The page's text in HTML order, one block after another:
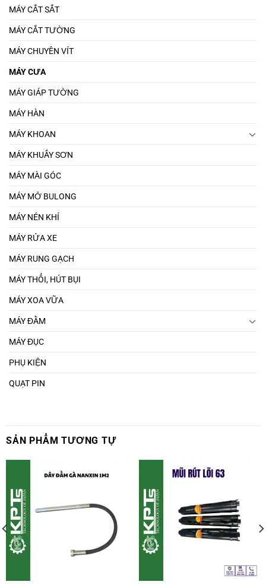
MÁY CẮT SẮT
MÁY CẮT TƯỜNG
MÁY CHUYÊN VÍT
MÁY CƯA
MÁY GIÁP TƯỜNG
MÁY HÀN
MÁY KHOAN
MÁY KHUẤY SƠN
MÁY MÀI GÓC
MÁY MỞ BULONG
MÁY NÉN KHÍ
MÁY RỬA XE
MÁY RUNG GẠCH
MÁY THỔI, HÚT BỤI
MÁY XOA VỮA
MÁY ĐẦM
MÁY ĐỤC
PHỤ KIỆN
QUẠT PIN
SẢN PHẨM TƯƠNG TỰ